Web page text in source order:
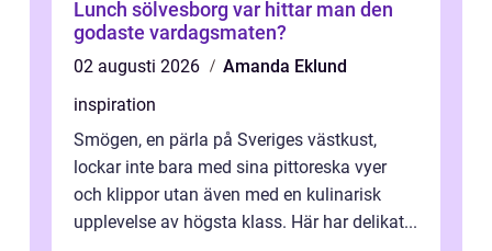
Lunch sölvesborg var hittar man den
godaste vardagsmaten?
02 augusti 2026
Amanda Eklund
inspiration
Smögen, en pärla på Sveriges västkust,
lockar inte bara med sina pittoreska vyer
och klippor utan även med en kulinarisk
upplevelse av högsta klass. Här har delikat...